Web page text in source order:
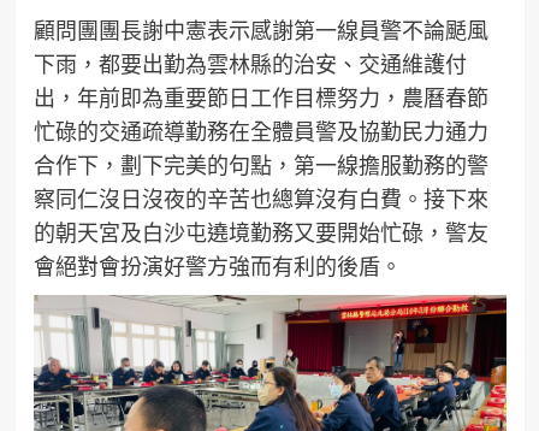
顧問團團長謝中憲表示感謝第一線員警不論颳風
下雨，都要出勤為雲林縣的治安、交通維護付
出，年前即為重要節日工作目標努力，農曆春節
忙碌的交通疏導勤務在全體員警及協勤民力通力
合作下，劃下完美的句點，第一線擔服勤務的警
察同仁沒日沒夜的辛苦也總算沒有白費。接下來
的朝天宮及白沙屯遶境勤務又要開始忙碌，警友
會絕對會扮演好警方強而有利的後盾。